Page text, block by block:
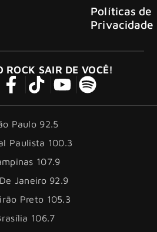
Políticas de
Privacidade
ROCK SAIR DE VOCÊ!
Paulo 92.5
Paulista 100.3
107.9
Janeiro 92.9
Preto 105.3
106.7